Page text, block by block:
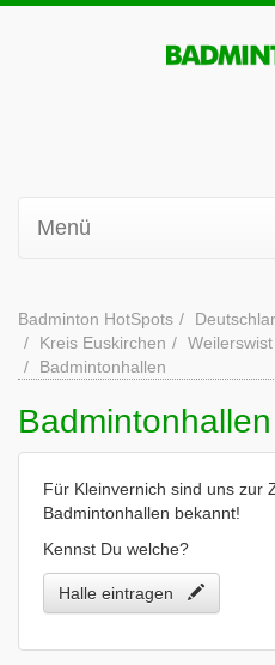
Menü
Badminton HotSpots
Kreis Euskirchen
Weilerswist
Badmintonhallen
Für Kleinvernich sind uns zur
Badmintonhallen bekannt!
Kennst Du welche?
Halle eintragen